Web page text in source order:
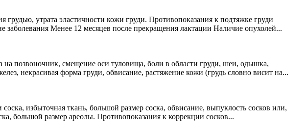
утрата эластичности кожи груди. Противопоказания к подтяжке груди
Менее 12 месяцев после прекращения лактации Наличие опухолей...
на позвоночник, смещение оси туловища, боли в области груди, шеи, одышка,
некрасивая форма груди, обвисание, растяжение кожи (грудь словно висит на...
избыточная ткань, большой размер соска, обвисание, выпуклость сосков или,
большой размер ареолы. Противопоказания к коррекции сосков...